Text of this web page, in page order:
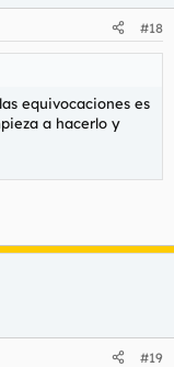
#18
equivocaciones es
a hacerlo y
#19